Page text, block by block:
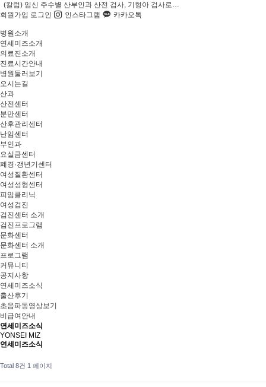
(칼럼) 임신 주수별 산부인과 산전 검사, 기형아 검사로…
회원가입 로그인 인스타그램 카카오톡
병원소개
연세미즈소개
의료진소개
진료시간안내
병원둘러보기
오시는길
산과
산전센터
분만센터
산후관리센터
난임센터
부인과
요실금센터
폐경·갱년기센터
여성질환센터
여성성형센터
피임클리닉
여성검진
검진센터 소개
검진프로그램
문화센터
문화센터 소개
프로그램
커뮤니티
공지사항
연세미즈소식
출산후기
초음파동영상보기
비급여안내
연세미즈소식
YONSEI MIZ
연세미즈소식
Total 8건 1 페이지